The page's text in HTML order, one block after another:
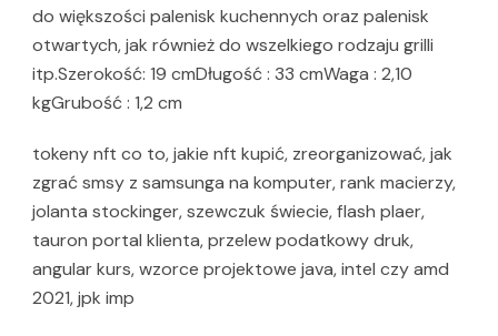
do większości palenisk kuchennych oraz palenisk
otwartych, jak również do wszelkiego rodzaju grilli
itp.Szerokość: 19 cmDługość : 33 cmWaga : 2,10
kgGrubość : 1,2 cm
tokeny nft co to, jakie nft kupić, zreorganizować, jak
zgrać smsy z samsunga na komputer, rank macierzy,
jolanta stockinger, szewczuk świecie, flash plaer,
tauron portal klienta, przelew podatkowy druk,
angular kurs, wzorce projektowe java, intel czy amd
2021, jpk imp